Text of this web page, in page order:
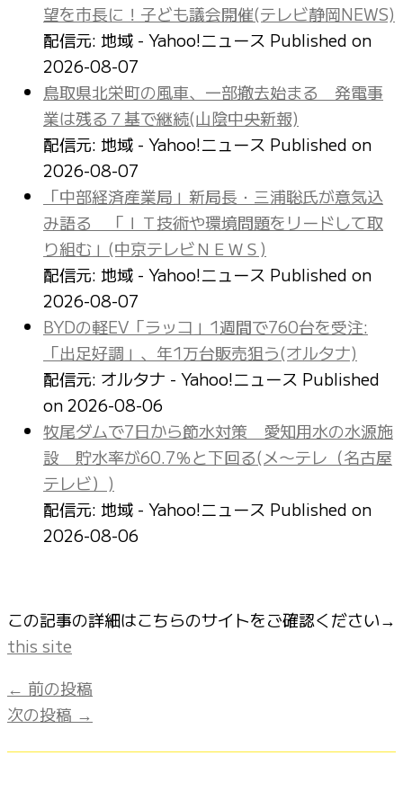
望を市長に！子ども議会開催(テレビ静岡NEWS)
配信元: 地域 - Yahoo!ニュース Published on
2026-08-07
鳥取県北栄町の風車、一部撤去始まる 発電事
業は残る７基で継続(山陰中央新報)
配信元: 地域 - Yahoo!ニュース Published on
2026-08-07
「中部経済産業局」新局長・三浦聡氏が意気込
み語る 「ＩＴ技術や環境問題をリードして取
り組む」(中京テレビＮＥＷＳ)
配信元: 地域 - Yahoo!ニュース Published on
2026-08-07
BYDの軽EV「ラッコ」1週間で760台を受注:
「出足好調」、年1万台販売狙う(オルタナ)
配信元: オルタナ - Yahoo!ニュース Published
on 2026-08-06
牧尾ダムで7日から節水対策 愛知用水の水源施
設 貯水率が60.7％と下回る(メ〜テレ（名古屋
テレビ）)
配信元: 地域 - Yahoo!ニュース Published on
2026-08-06
この記事の詳細はこちらのサイトをご確認ください→
this site
← 前の投稿
次の投稿 →